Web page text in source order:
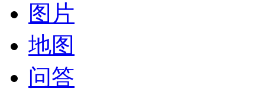
图片
地图
问答